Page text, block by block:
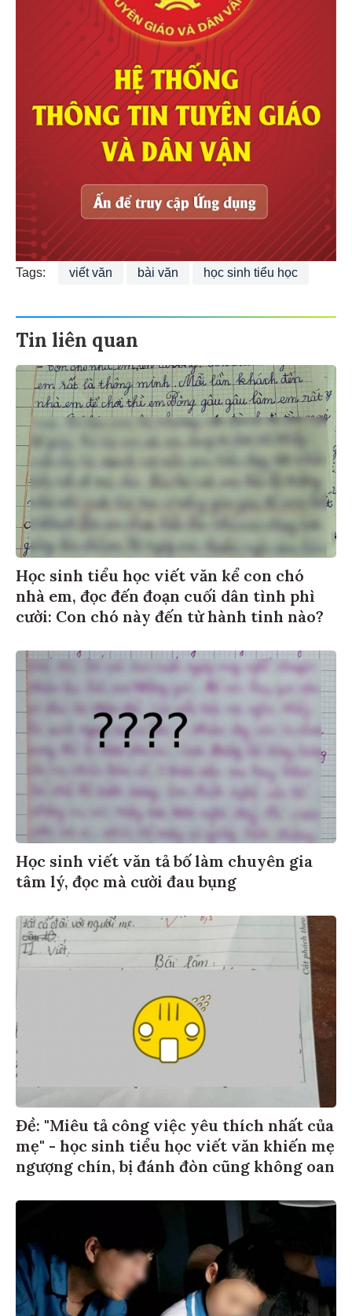
Tags: viết văn bài văn học sinh tiểu học
Tin liên quan
Học sinh tiểu học viết văn kể con chó
nhà em, đọc đến đoạn cuối dân tình phì
cười: Con chó này đến từ hành tinh nào?
Học sinh viết văn tả bố làm chuyên gia
tâm lý, đọc mà cười đau bụng
Đề: "Miêu tả công việc yêu thích nhất của
mẹ" - học sinh tiểu học viết văn khiến mẹ
ngượng chín, bị đánh đòn cũng không oan